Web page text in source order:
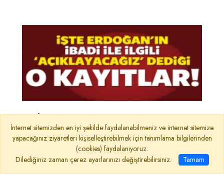
İşte Erdoğan'ın 'açıklayacağız' dediği o
kayıtlar!..
İnternet sitemizden en iyi şekilde faydalanabilmeniz ve internet sitemize
yapacağınız ziyaretleri kişiselleştirebilmek için tanımlama bilgilerinden
(cookies) faydalanıyoruz.
Dilediğiniz zaman çerez ayarlarınızı değiştirebilirsiniz.
Tamam